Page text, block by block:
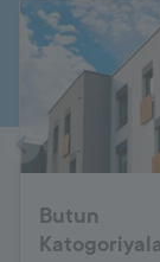
Mahsulot
Yordam
Biz
Aloqa
Butun